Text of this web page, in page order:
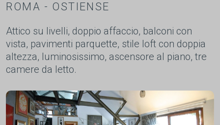
ROMA - OSTIENSE
Attico su livelli, doppio affaccio, balconi con
vista, pavimenti parquette, stile loft con doppia
altezza, luminosissimo, ascensore al piano, tre
camere da letto.